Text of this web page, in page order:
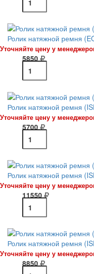
Ролик натяжной ремня
Уточняйте цену у
5850
Ролик натяжной ремня
Уточняйте цену у
5700
Ролик натяжной ремня
Уточняйте цену у
11550
Ролик натяжной ремня
Уточняйте цену у
8850